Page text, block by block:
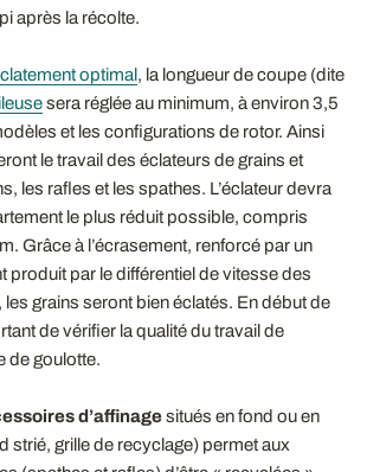
après la récolte.
optimal, la longueur de coupe (dite
sera réglée au minimum, à environ 3,5
et les configurations de rotor. Ainsi
le travail des éclateurs de grains et
les rafles et les spathes. L’éclateur devra
le plus réduit possible, compris
Grâce à l’écrasement, renforcé par un
produit par le différentiel de vitesse des
grains seront bien éclatés. En début de
de vérifier la qualité du travail de
de goulotte.
d’affinagesitués en fond ou en
strié, grille de recyclage) permet aux